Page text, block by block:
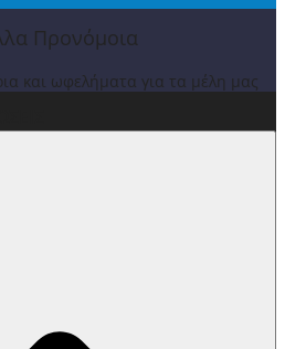
Προνόμοια
και ωφελήματα για τα μέλη μας